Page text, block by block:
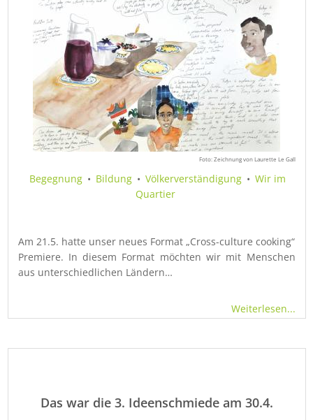
Foto: Zeichnung von Laurette Le Gall
Begegnung • Bildung • Völkerverständigung • Wir im
Quartier
Am 21.5. hatte unser neues Format „Cross-culture cooking“
Premiere. In diesem Format möchten wir mit Menschen
aus unterschiedlichen Ländern…
Weiterlesen...
Das war die 3. Ideenschmiede am 30.4.